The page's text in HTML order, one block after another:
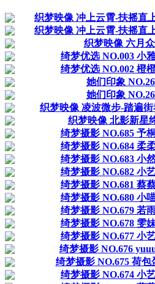
织梦映像 冲上云霄-扶摇直
织梦映像 冲上云霄-扶摇直
织梦映像 六月
绮梦优选 NO.003 小
绮梦优选 NO.002 橙
她们印象
她们印象
织梦映像 凌波微步-踏遍
织梦映像 北影新星
绮梦摄影 NO.685 予
绮梦摄影 NO.684 柔
绮梦摄影 NO.683 小
绮梦摄影 NO.682 小
绮梦摄影 NO.681 蔡
绮梦摄影 NO.680 小
绮梦摄影 NO.679 若
绮梦摄影 NO.678 雯
绮梦摄影 NO.677 小
绮梦摄影 NO.676
绮梦摄影 NO.675 荷包
绮梦摄影 NO.674 小